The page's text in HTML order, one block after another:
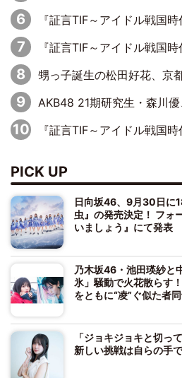
『証言TIF～アイドル戦国時代とはなんだったのか～』第6回：でんぱ組.inc・古川未鈴×相沢梨紗「『ハロプロやりたか
『証言TIF～アイドル戦国時代とはなんだったのか～』第11回：私立恵比寿中学・真山りか×安本彩花「TIFで10
甥っ子誕生の松田好花、京都で“ふたつの家族”をはしご！ “
AKB48 21期研究生・森川優、
『証言TIF～アイドル戦国時代とはなんだったのか～』第10回：さくら学院・武藤彩未×飯田らうら「
PICK UP
日向坂46、9月30日に
虫』の発売決定！ フォ
いましょう』にて発表
乃木坂46・池田瑛紗と
氷」騒動で火花散らす
をともに“凌”ぐ似た者
「ジョキジョキと切っ
新しい挑戦は自らの手で